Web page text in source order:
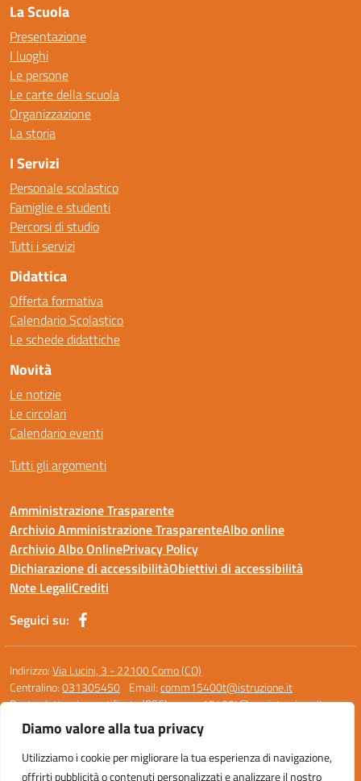
Diamo valore alla tua privacy
Utilizziamo i cookie per migliorare la tua esperienza di navigazione,
offrirti pubblicità o contenuti personalizzati e analizzare il nostro
La Scuola
Presentazione
I luoghi
Le persone
Le carte della scuola
Organizzazione
La storia
I Servizi
Personale scolastico
Famiglie e studenti
Percorsi di studio
Tutti i servizi
Didattica
Offerta formativa
Calendario Scolastico
Le schede didattiche
Novità
Le notizie
Le circolari
Calendario eventi
Tutti gli argomenti
Amministrazione Trasparente
Archivio Amministrazione TrasparenteAlbo online
Archivio Albo OnlinePrivacy Policy
Dichiarazione di accessibilitàObiettivi di accessibilità
Note LegaliCrediti
Seguici su:
Indirizzo:Via Lucini, 3 - 22100 Como (CO)
Centralino:031305450 Email:comm15400t@istruzione.it
Posta elettronica certificata (PEC):comm15400t@pec.istruzione.it
Codice fiscale: 95119390136
Codice meccanografico:
COMM15400T
Codice unico di fatturazione (CUF): UF0M8Z